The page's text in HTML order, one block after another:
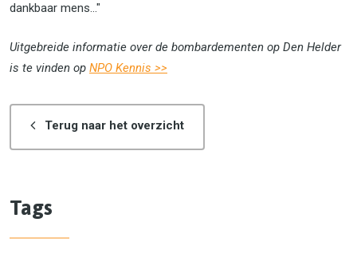
dankbaar mens..."
Uitgebreide informatie over de bombardementen op Den Helder
is te vinden op NPO Kennis >>
Terug naar het overzicht
Tags